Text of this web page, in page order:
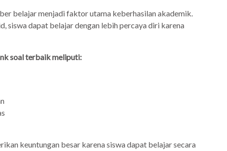
belajar menjadi faktor utama keberhasilan akademik.
siswa dapat belajar dengan lebih percaya diri karena
soal terbaik meliputi:
keuntungan besar karena siswa dapat belajar secara